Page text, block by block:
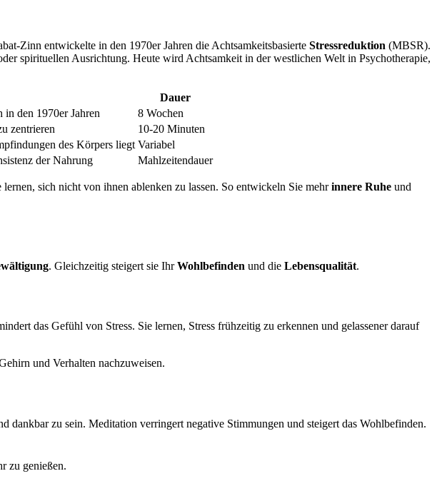
Zinn entwickelte in den 1970er Jahren die Achtsamkeitsbasierte Stressreduktion (MBSR).
spirituellen Ausrichtung. Heute wird Achtsamkeit in der westlichen Welt in Psychotherapie,
Dauer
den 1970er Jahren
8 Wochen
zentrieren
10-20 Minuten
des Körpers liegt Variabel
der Nahrung Mahlzeitendauer
lernen, sich nicht von ihnen ablenken zu lassen. So entwickeln Sie mehrinnere Ruhe und
. Gleichzeitig steigert sie IhrWohlbefinden und die Lebensqualität.
das Gefühl von Stress. Sie lernen, Stress frühzeitig zu erkennen und gelassener darauf
und Verhalten nachzuweisen.
dankbar zu sein. Meditation verringert negative Stimmungen und steigert das Wohlbefinden.
zu genießen.